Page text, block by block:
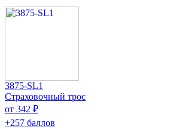
3875-SL1
Страховочный трос
от 342 ₽
+257 баллов